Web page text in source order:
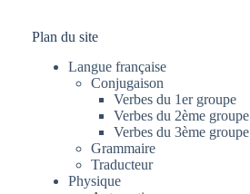
Plan du site
Langue française
Conjugaison
Verbes du 1er groupe
Verbes du 2ème groupe
Verbes du 3ème groupe
Grammaire
Traducteur
Physique